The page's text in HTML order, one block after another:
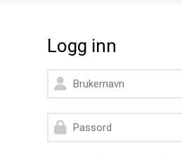
Logg inn
Brukernavn
Passord